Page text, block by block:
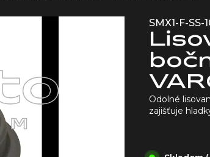
SMX1-F-SS-
Odolné
zajišťuje